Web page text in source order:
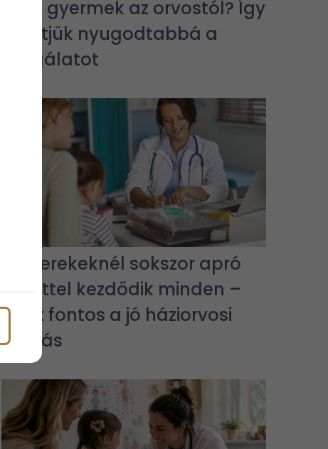
Fél a gyermek az orvostól? Így
tehetjük nyugodtabbá a
vizsgálatot
A gyerekeknél sokszor apró
tünettel kezdődik minden –
ezért fontos a jó háziorvosi
ellátás